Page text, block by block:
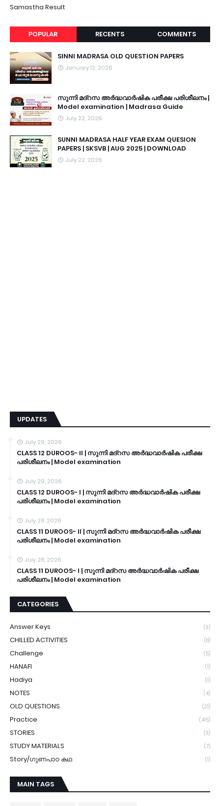
Samastha Result
POPULAR RECENTS COMMENTS
SINNI MADRASA OLD QUESTION PAPERS
January 12, 2026
സുന്നി മദ്റസ അർദ്ധവാർഷിക പരീക്ഷ പരിശീലനം |
Model examination | Madrasa Guide
July 22, 2026
SUNNI MADRASA HALF YEAR EXAM QUESION
PAPERS | SKSVB | AUG 2025 | DOWNLOAD
July 22, 2026
UPDATES
July 29, 2026
CLASS 12 DUROOS- II | സുന്നി മദ്റസ അർദ്ധവാർഷിക പരീക്ഷ
പരിശീലനം | Model examination
July 29, 2026
CLASS 12 DUROOS- I | സുന്നി മദ്റസ അർദ്ധവാർഷിക പരീക്ഷ
പരിശീലനം | Model examination
July 28, 2026
CLASS 11 DUROOS- II | സുന്നി മദ്റസ അർദ്ധവാർഷിക പരീക്ഷ
പരിശീലനം | Model examination
July 28, 2026
CLASS 11 DUROOS- I | സുന്നി മദ്റസ അർദ്ധവാർഷിക പരീക്ഷ
പരിശീലനം | Model examination
CATEGORIES
Answer Keys (9)
CHILLED ACTIVITIES (8)
Challenge (5)
HANAFI (1)
Hadiya (1)
NOTES (4)
OLD QUESTIONS (21)
Practice (415)
STORIES (9)
STUDY MATERIALS (7)
Story/ഗുണപാഠ കഥ (1)
MAIN TAGS